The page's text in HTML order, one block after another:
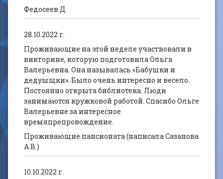
Федосеев Д.
28.10.2022 г.
Проживающие на этой неделе участвовали в
викторине, которую подготовила Ольга
Валерьевна. Она называлась «Бабушки и
дедушщки». Было очень интересно и весело.
Постоянно открыта библиотека. Люди
занимаются кружковой работой. Спасибо Ольге
Валерьевне за интересное
времяпрепровождение.
Проживающие пансионата (написала Сазанова
А.В.)
10.10.2022 г.